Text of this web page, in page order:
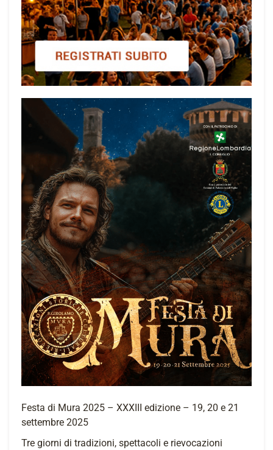
Festa di Mura 2025 – XXXIII edizione – 19, 20 e 21
settembre 2025
Tre giorni di tradizioni, spettacoli e rievocazioni